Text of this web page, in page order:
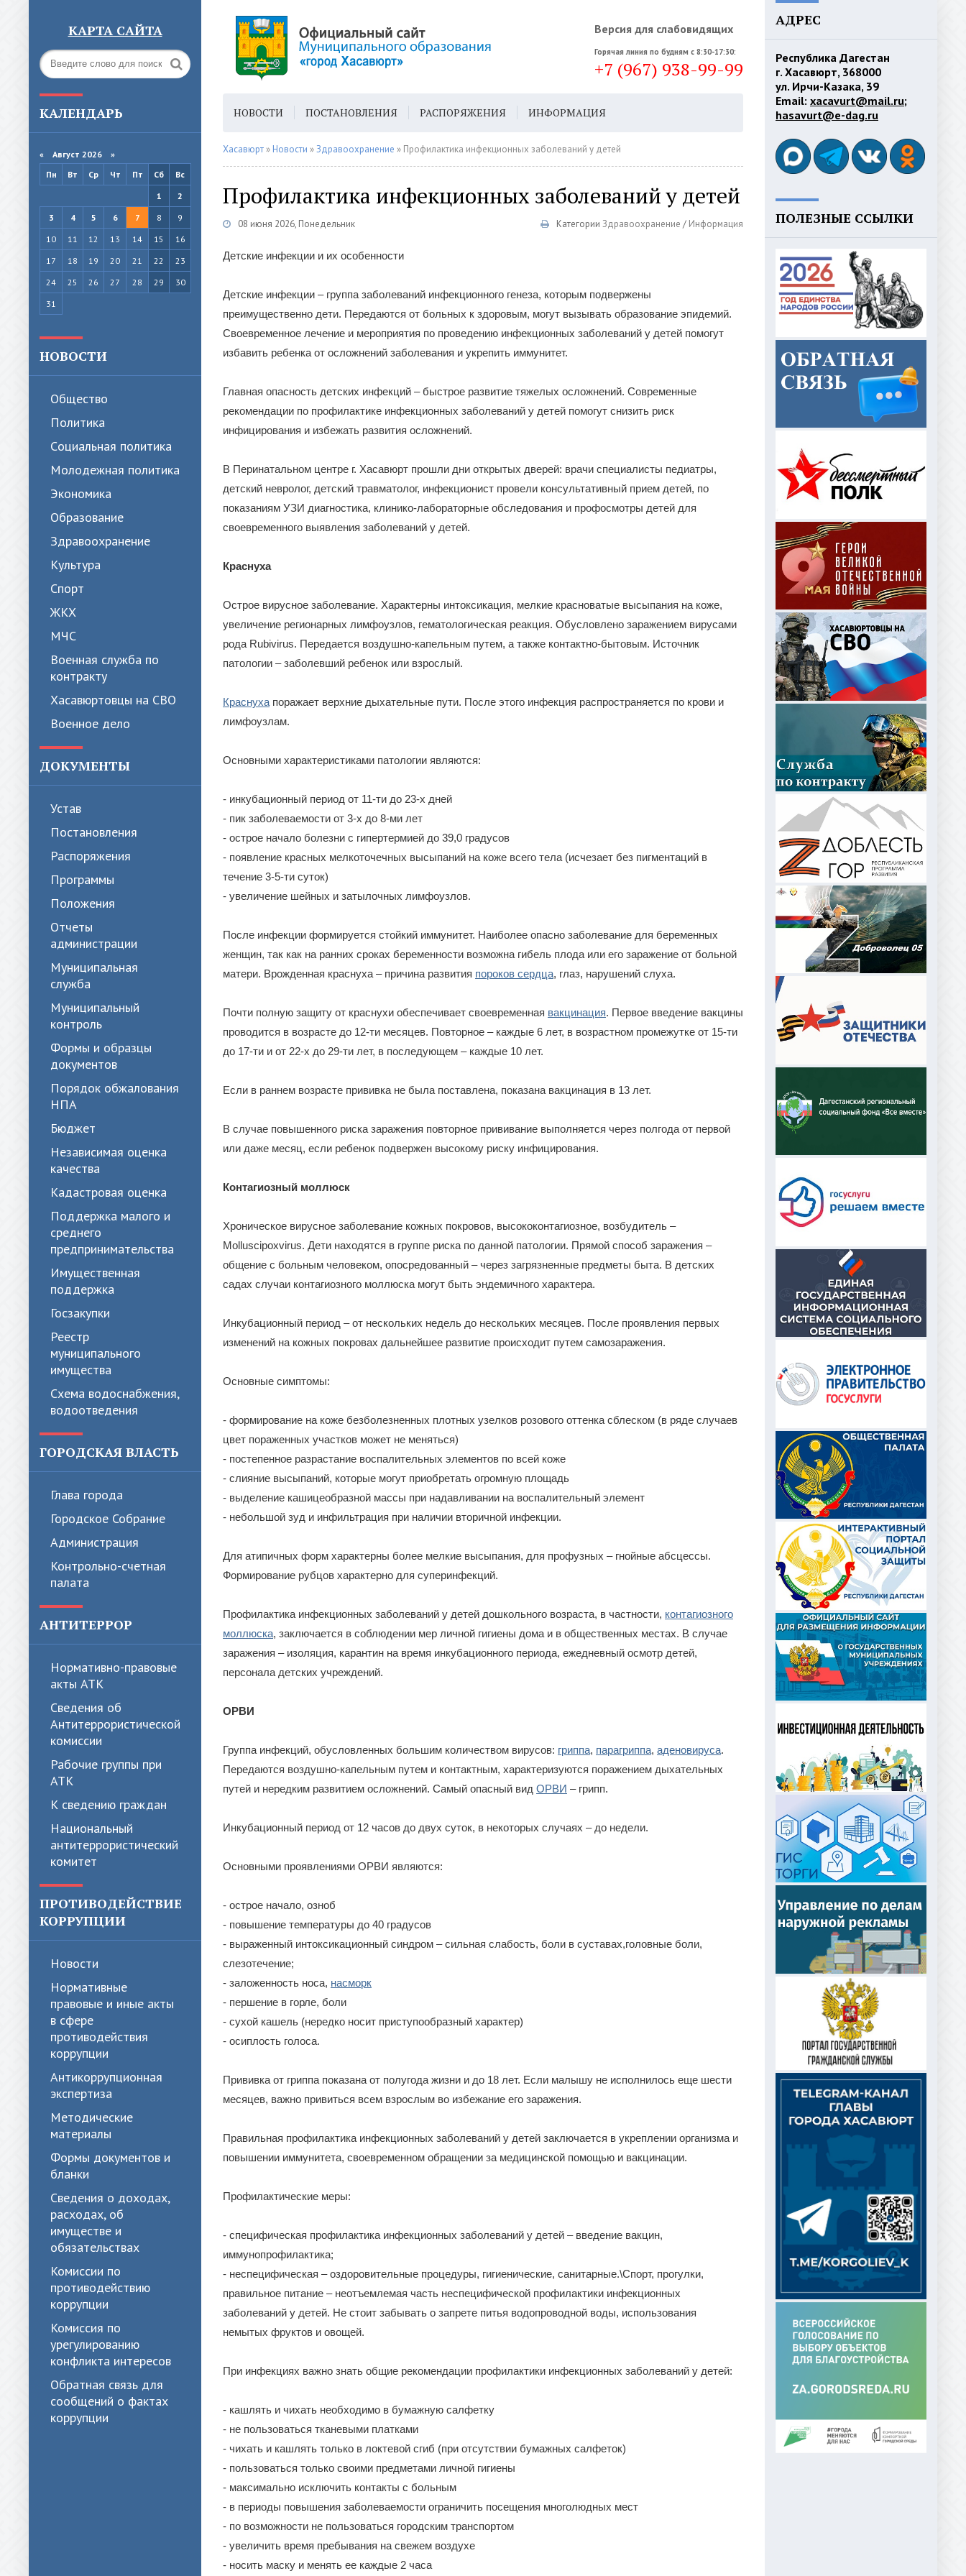
КАРТА САЙТА Версия для слабовидящих
Горячая линия по будням с 8:30-17:30:
+7 (967) 938-99-99
КАЛЕНДАРЬ
« Август 2026 »
Пн
Вт Ср Чт Пт Сб
Вс
1
2
3
4 5 6 7 8
9
10
11 12 13 14 15
16
17
18 19 20 21 22
23
24
25 26 27 28 29
30
31
НОВОСТИ
Общество
Политика
Cоциальная политика
Молодежная политика
Экономика
Образование
Здравоохранение
Культура
Спорт
ЖКХ
МЧС
Военная служба по
контракту
Хасавюртовцы на СВО
Военное дело
ДОКУМЕНТЫ
Устав
Постановления
Распоряжения
Программы
Положения
Отчеты
администрации
Муниципальная
служба
Муниципальный
контроль
Формы и образцы
документов
Порядок обжалования
НПА
Бюджет
Независимая оценка
качества
Кадастровая оценка
Поддержка малого и
среднего
предпринимательства
Имущественная
поддержка
Госзакупки
Реестр
муниципального
имущества
Схема водоснабжения,
водоотведения
ГОРОДСКАЯ ВЛАСТЬ
Глава города
Городское Собрание
Администрация
Контрольно-счетная
палата
АНТИТЕРРОР
Нормативно-правовые
акты АТК
Сведения об
Антитеррористической
комиссии
Рабочие группы при
АТК
К сведению граждан
Национальный
антитеррористический
комитет
ПРОТИВОДЕЙСТВИЕ
КОРРУПЦИИ
Новости
Нормативные
правовые и иные акты
в сфере
противодействия
коррупции
Антикоррупционная
экспертиза
Методические
материалы
Формы документов и
бланки
Сведения о доходах,
расходах, об
имуществе и
обязательствах
Комиссии по
противодействию
коррупции
Комиссия по
урегулированию
конфликта интересов
Обратная связь для
сообщений о фактах
коррупции
НОВОСТИ ПОСТАНОВЛЕНИЯ РАСПОРЯЖЕНИЯ ИНФОРМАЦИЯ
ГОРОДСКАЯ СРЕДА ГЕН. ПЛАН
Хасавюрт » Новости »Здравоохранение » Профилактика инфекционных заболеваний у детей
Профилактика инфекционных заболеваний у детей
08 июня 2026, Понедельник Категории Здравоохранение / Информация
Детские инфекции и их особенности
Детские инфекции – группа заболеваний инфекционного генеза, которым подвержены
преимущественно дети. Передаются от больных к здоровым, могут вызывать образование эпидемий.
Своевременное лечение и мероприятия по проведению инфекционных заболеваний у детей помогут
избавить ребенка от осложнений заболевания и укрепить иммунитет.
Главная опасность детских инфекций – быстрое развитие тяжелых осложнений. Современные
рекомендации по профилактике инфекционных заболеваний у детей помогут снизить риск
инфицирования и избежать развития осложнений.
В Перинатальном центре г. Хасавюрт прошли дни открытых дверей: врачи специалисты педиатры,
детский невролог, детский травматолог, инфекционист провели консультативный прием детей, по
показаниям УЗИ диагностика, клинико-лабораторные обследования и профосмотры детей для
своевременного выявления заболеваний у детей.
Краснуха
Острое вирусное заболевание. Характерны интоксикация, мелкие красноватые высыпания на коже,
увеличение регионарных лимфоузлов, гематологическая реакция. Обусловлено заражением вирусами
рода Rubivirus. Передается воздушно-капельным путем, а также контактно-бытовым. Источник
патологии – заболевший ребенок или взрослый.
Краснуха поражает верхние дыхательные пути. После этого инфекция распространяется по крови и
лимфоузлам.
Основными характеристиками патологии являются:
- инкубационный период от 11-ти до 23-х дней
- пик заболеваемости от 3-х до 8-ми лет
- острое начало болезни с гипертермией до 39,0 градусов
- появление красных мелкоточечных высыпаний на коже всего тела (исчезает без пигментаций в
течение 3-5-ти суток)
- увеличение шейных и затылочных лимфоузлов.
После инфекции формируется стойкий иммунитет. Наиболее опасно заболевание для беременных
женщин, так как на ранних сроках беременности возможна гибель плода или его заражение от больной
матери. Врожденная краснуха – причина развития пороков сердца, глаз, нарушений слуха.
Почти полную защиту от краснухи обеспечивает своевременная вакцинация. Первое введение вакцины
проводится в возрасте до 12-ти месяцев. Повторное – каждые 6 лет, в возрастном промежутке от 15-ти
до 17-ти и от 22-х до 29-ти лет, в последующем – каждые 10 лет.
Если в раннем возрасте прививка не была поставлена, показана вакцинация в 13 лет.
В случае повышенного риска заражения повторное прививание выполняется через полгода от первой
или даже месяц, если ребенок подвержен высокому риску инфицирования.
Контагиозный моллюск
Хроническое вирусное заболевание кожных покровов, высококонтагиозное, возбудитель –
Molluscipoxvirus. Дети находятся в группе риска по данной патологии. Прямой способ заражения –
общение с больным человеком, опосредованный – через загрязненные предметы быта. В детских
садах случаи контагиозного моллюска могут быть эндемичного характера.
Инкубационный период – от нескольких недель до нескольких месяцев. После проявления первых
изменений на кожных покровах дальнейшее развитие происходит путем самозаражения.
Основные симптомы:
- формирование на коже безболезненных плотных узелков розового оттенка сблеском (в ряде случаев
цвет пораженных участков может не меняться)
- постепенное разрастание воспалительных элементов по всей коже
- слияние высыпаний, которые могут приобретать огромную площадь
- выделение кашицеобразной массы при надавливании на воспалительный элемент
- небольшой зуд и инфильтрация при наличии вторичной инфекции.
Для атипичных форм характерны более мелкие высыпания, для профузных – гнойные абсцессы.
Формирование рубцов характерно для суперинфекций.
Профилактика инфекционных заболеваний у детей дошкольного возраста, в частности, контагиозного
моллюска, заключается в соблюдении мер личной гигиены дома и в общественных местах. В случае
заражения – изоляция, карантин на время инкубационного периода, ежедневный осмотр детей,
персонала детских учреждений.
ОРВИ
Группа инфекций, обусловленных большим количеством вирусов: гриппа, парагриппа, аденовируса.
Передаются воздушно-капельным путем и контактным, характеризуются поражением дыхательных
путей и нередким развитием осложнений. Самый опасный вид ОРВИ – грипп.
Инкубационный период от 12 часов до двух суток, в некоторых случаях – до недели.
Основными проявлениями ОРВИ являются:
- острое начало, озноб
- повышение температуры до 40 градусов
- выраженный интоксикационный синдром – сильная слабость, боли в суставах,головные боли,
слезотечение;
- заложенность носа, насморк
- першение в горле, боли
- сухой кашель (нередко носит приступообразный характер)
- осиплость голоса.
Прививка от гриппа показана от полугода жизни и до 18 лет. Если малышу не исполнилось еще шести
месяцев, важно привиться всем взрослым во избежание его заражения.
Правильная профилактика инфекционных заболеваний у детей заключается в укреплении организма и
повышении иммунитета, своевременном обращении за медицинской помощью и вакцинации.
Профилактические меры:
- специфическая профилактика инфекционных заболеваний у детей – введение вакцин,
иммунопрофилактика;
- неспецифическая – оздоровительные процедуры, гигиенические, санитарные.\Спорт, прогулки,
правильное питание – неотъемлемая часть неспецифической профилактики инфекционных
заболеваний у детей. Не стоит забывать о запрете питья водопроводной воды, использования
немытых фруктов и овощей.
При инфекциях важно знать общие рекомендации профилактики инфекционных заболеваний у детей:
- кашлять и чихать необходимо в бумажную салфетку
- не пользоваться тканевыми платками
- чихать и кашлять только в локтевой сгиб (при отсутствии бумажных салфеток)
- пользоваться только своими предметами личной гигиены
- максимально исключить контакты с больным
- в периоды повышения заболеваемости ограничить посещения многолюдных мест
- по возможности не пользоваться городским транспортом
- увеличить время пребывания на свежем воздухе
- носить маску и менять ее каждые 2 часа
АДРЕС
Республика Дагестан
г. Хасавюрт, 368000
ул. Ирчи-Казака, 39
Email: xacavurt@mail.ru;
hasavurt@e-dag.ru
ПОЛЕЗНЫЕ ССЫЛКИ